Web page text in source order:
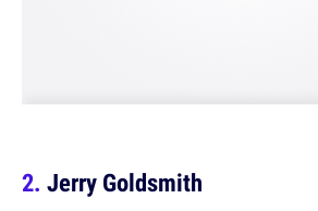
Jerry Goldsmith